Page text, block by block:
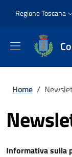
Slim top
Regione Toscana
Briciole
Home /
Informativa sulla